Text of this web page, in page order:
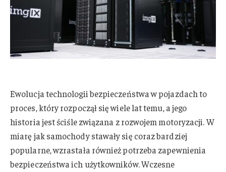
Ewolucja technologii bezpieczeństwa w pojazdach to
proces, który rozpoczął się wiele lat temu, a jego
historia jest ściśle związana z rozwojem motoryzacji. W
miarę jak samochody stawały się coraz bardziej
popularne, wzrastała również potrzeba zapewnienia
bezpieczeństwa ich użytkowników. Wczesne